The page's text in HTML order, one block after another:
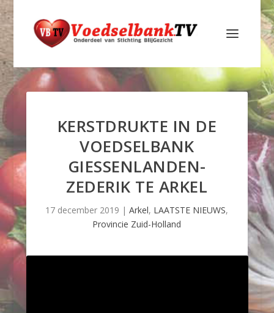
KERSTDRUKTE IN DE
VOEDSELBANK
GIESSENLANDEN-
ZEDERIK TE ARKEL
17 december 2019 |Arkel, LAATSTE NIEUWS,
Provincie Zuid-Holland